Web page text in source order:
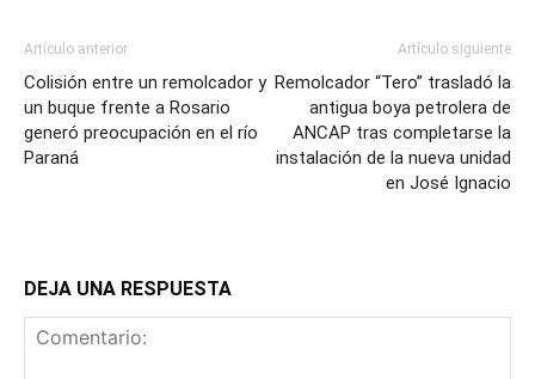
Artículo anterior
Colisión entre un remolcador y
un buque frente a Rosario
generó preocupación en el río
Paraná
Artículo siguiente
Remolcador “Tero” trasladó la
antigua boya petrolera de
ANCAP tras completarse la
instalación de la nueva unidad
en José Ignacio
DEJA UNA RESPUESTA